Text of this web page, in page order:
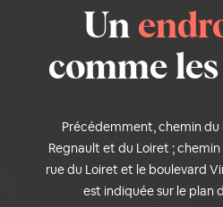
Un
comme
Précédemment, chemin du
Regnault et du Loiret ;
rue du Loiret et le boulevard
est indiquée sur le plan